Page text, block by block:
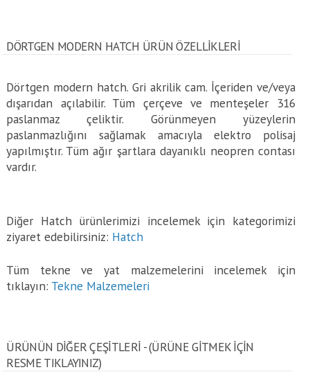
DÖRTGEN MODERN HATCH ÜRÜN ÖZELLİKLERİ
Dörtgen modern hatch. Gri akrilik cam. İçeriden ve/veya
dışarıdan açılabilir. Tüm çerçeve ve menteşeler 316
paslanmaz çeliktir. Görünmeyen yüzeylerin
paslanmazlığını sağlamak amacıyla elektro polisaj
yapılmıştır. Tüm ağır şartlara dayanıklı neopren contası
vardır.
Diğer Hatch ürünlerimizi incelemek için kategorimizi
ziyaret edebilirsiniz: Hatch
Tüm tekne ve yat malzemelerini incelemek için
tıklayın: Tekne Malzemeleri
ÜRÜNÜN DİĞER ÇEŞİTLERİ - (ÜRÜNE GITMEK IÇIN
RESME TIKLAYINIZ)